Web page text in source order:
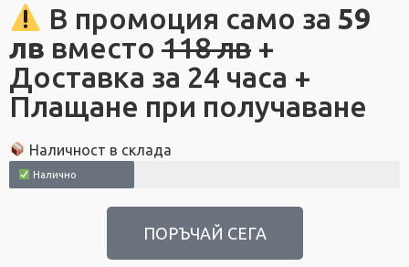
В промоция само за 59
лв вместо 118 лв +
Доставка за 24 часа +
Плащане при получаване
Наличност в склада
Налично
ПОРЪЧАЙ СЕГА